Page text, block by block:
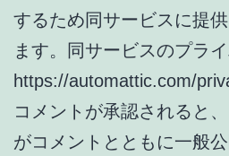
するため同サービスに提
ます。同サービスのプラ
https://automattic.com/
コメントが承認されると
がコメントとともに一般公